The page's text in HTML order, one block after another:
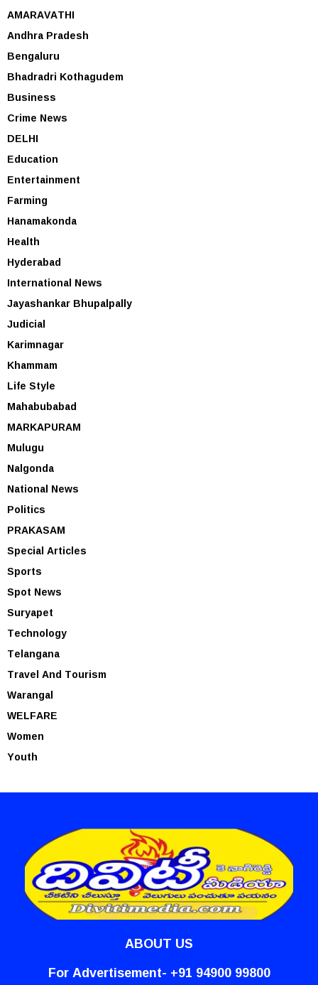
AMARAVATHI
Andhra Pradesh
Bengaluru
Bhadradri Kothagudem
Business
Crime News
DELHI
Education
Entertainment
Farming
Hanamakonda
Health
Hyderabad
International News
Jayashankar Bhupalpally
Judicial
Karimnagar
Khammam
Life Style
Mahabubabad
MARKAPURAM
Mulugu
Nalgonda
National News
Politics
PRAKASAM
Special Articles
Sports
Spot News
Suryapet
Technology
Telangana
Travel And Tourism
Warangal
WELFARE
Women
Youth
ABOUT US
For Advertisement- +91 94900 99800